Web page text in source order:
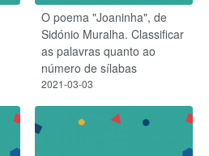
O poema "Joaninha", de
Sidónio Muralha. Classificar
as palavras quanto ao
número de sílabas
2021-03-03